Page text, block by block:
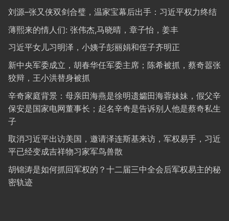
刘源–张又侠双剑合璧，温家宝幕后出手：习近平权力终结
薄熙来的情人们: 张伟杰,马晓晴，章子怡，姜丰
习近平女儿习明泽，小姨子彭丽娟和侄子齐明正
新中央军委成立，胡春华任军委主席；陈希被抓，蔡奇嚣张
狡辩，王小洪替身被抓
辛奇家庭背景：母亲田海燕是徐明遗孀田海蓉妹妹，假父辛
保安是国家电网董事长；起名辛奇是告诉别人他是蔡奇私生
子
取消习近平出访美国，邀请泽连斯基来访，军权易手，习近
平已经变成吉祥物习家军鸟兽散
胡锦涛是如何抓回军权的？十二届三中全会后军权易主的秘
密轨迹